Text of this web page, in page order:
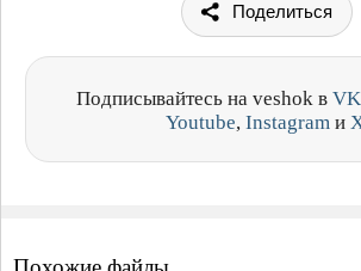
Поделиться
Подписывайтесь на veshok в VK
Youtube, Instagram и